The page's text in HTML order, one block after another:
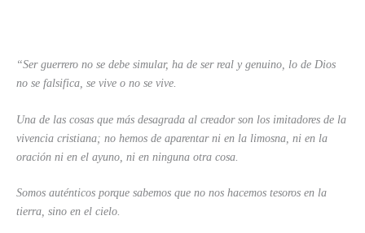
“Ser guerrero no se debe simular, ha de ser real y genuino, lo de Dios
no se falsifica, se vive o no se vive.
Una de las cosas que más desagrada al creador son los imitadores de la
vivencia cristiana; no hemos de aparentar ni en la limosna, ni en la
oración ni en el ayuno, ni en ninguna otra cosa.
Somos auténticos porque sabemos que no nos hacemos tesoros en la
tierra, sino en el cielo.